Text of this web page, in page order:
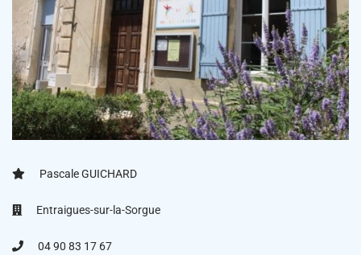
Pascale GUICHARD
Entraigues-sur-la-Sorgue
04 90 83 17 67